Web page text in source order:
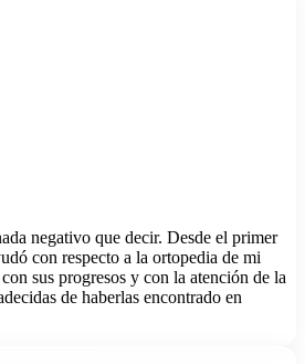
negativo que decir. Desde el primer
con respecto a la ortopedia de mi
sus progresos y con la atención de la
de haberlas encontrado en